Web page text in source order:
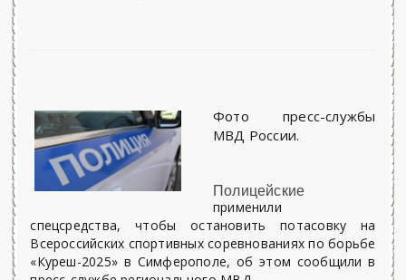
Фото пресс-службы
МВД России.
Полицейские
применили
спецсредства, чтобы остановить потасовку на
Всероссийских спортивных соревнованиях по борьбе
«Куреш-2025» в Симферополе, об этом сообщили в